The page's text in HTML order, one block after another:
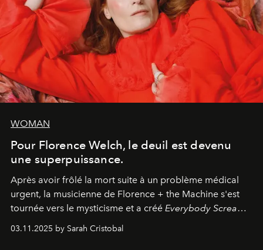
WOMAN
Pour Florence Welch, le deuil est devenu
une superpuissance.
Après avoir frôlé la mort suite à un problème médical
urgent, la musicienne de Florence + the Machine s'est
tournée vers le mysticisme et a créé Everybody Scream
03.11.2025 by Sarah Cristobal